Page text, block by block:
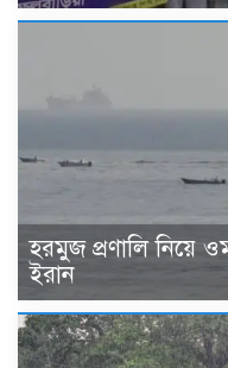
হরমুজ প্রণালি নিয়ে
ইরান